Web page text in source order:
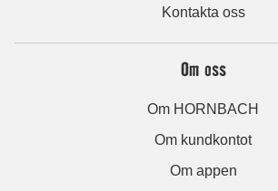
Kontakta oss
Om oss
Om HORNBACH
Om kundkontot
Om appen